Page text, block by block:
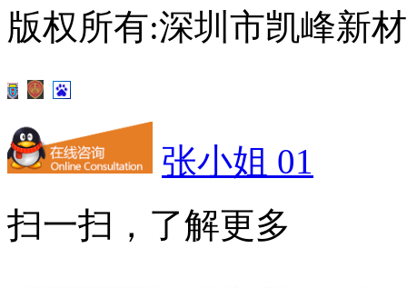
版权所有:深圳市凯峰新
张小姐 01
扫一扫，了解更多